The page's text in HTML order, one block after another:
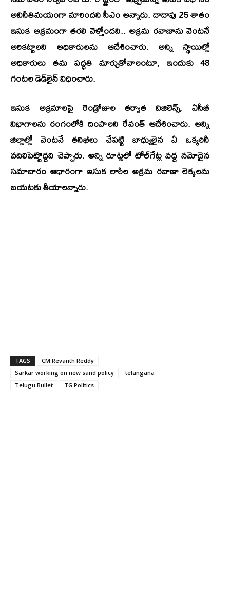
అవినీతిమయంగా మారిందని సీఎం అన్నారు. దాదాపు 25 శాతం
ఇసుక అక్రమంగా తరలి వెళ్తోందని.. అక్రమ రవాణాను వెంటనే
అరికట్టాలని అధికారులను ఆదేశించారు. అన్ని స్థాయిల్లో
అధికారులు తమ పద్ధతి మార్చుకోవాలంటూ, ఇందుకు 48
గంటల డెడ్‌లైన్‌ విధించారు.
ఇసుక అక్రమాలపై రెండ్రోజుల తర్వాత విజిలెన్స్‌, ఏసీబీ
విభాగాలను రంగంలోకి దింపాలని రేవంత్ ఆదేశించారు. అన్ని
జిల్లాల్లో వెంటనే తనిఖీలు చేపట్టి బాధ్యులైన ఏ ఒక్కరినీ
వదిలిపెట్టొద్దని చెప్పారు. అన్ని రూట్లలో టోల్‌గేట్ల వద్ద నమోదైన
సమాచారం ఆధారంగా ఇసుక లారీల అక్రమ రవాణా లెక్కలను
బయటకు తీయాలన్నారు.
TAGS
CM Revanth Reddy
Sarkar working on new sand policy
telangana
Telugu Bullet
TG Politics